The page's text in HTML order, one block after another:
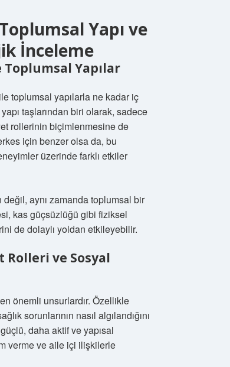
Yapı ve
İnceleme
Toplumsal Yapılar
toplumsal yapılarla ne kadar iç
taşlarından biri olarak, sadece
rollerinin biçimlenmesine de
için benzer olsa da, bu
üzerinde farklı etkiler
aynı zamanda toplumsal bir
kas güçsüzlüğü gibi fiziksel
de dolaylı yoldan etkileyebilir.
Rolleri ve Sosyal
önemli unsurlardır. Özellikle
sorunlarının nasıl algılandığını
daha aktif ve yapısal
verme ve aile içi ilişkilerle